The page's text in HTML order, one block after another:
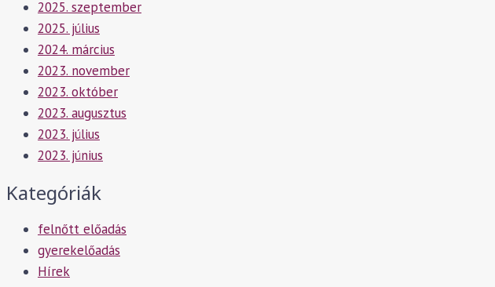
2025. szeptember
2025. július
2024. március
2023. november
2023. október
2023. augusztus
2023. július
2023. június
Kategóriák
felnőtt előadás
gyerekelőadás
Hírek